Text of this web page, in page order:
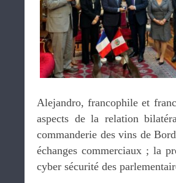
Alejandro, francophile et
aspects de la relation
commanderie des vins de
échanges commerciaux ; la
cyber sécurité des